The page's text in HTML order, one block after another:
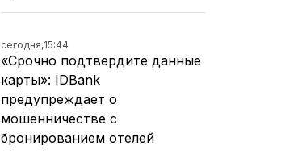
сегодня,15:44
«Срочно подтвердите данные
карты»: IDBank
предупреждает о
мошенничестве с
бронированием отелей